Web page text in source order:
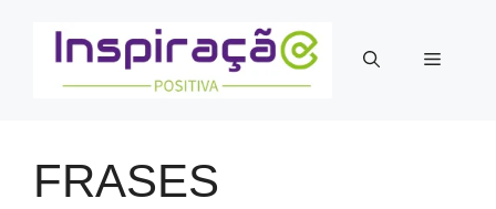
Menu
FRASES